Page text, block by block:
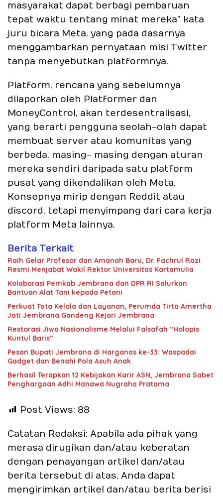
masyarakat dapat berbagi pembaruan
tepat waktu tentang minat mereka” kata
juru bicara Meta, yang pada dasarnya
menggambarkan pernyataan misi Twitter
tanpa menyebutkan platformnya.
Platform, rencana yang sebelumnya
dilaporkan oleh Platformer dan
MoneyControl, akan terdesentralisasi,
yang berarti pengguna seolah-olah dapat
membuat server atau komunitas yang
berbeda, masing- masing dengan aturan
mereka sendiri daripada satu platform
pusat yang dikendalikan oleh Meta.
Konsepnya mirip dengan Reddit atau
discord, tetapi menyimpang dari cara kerja
platform Meta lainnya.
Berita Terkait
Raih Gelar Profesor dan Amanah Baru, Dr. Fachrul Razi
Resmi Menjabat Wakil Rektor Universitas Kartamulia
Kolaborasi Pemkab Jembrana dan DPR RI Salurkan
Bantuan Alat Tani kepada Petani
Perkuat Tata Kelola dan Layanan, Perumda Tirta Amertha
Jati Jembrana Gandeng Kejari Jembrana
Restorasi Jiwa Nasionalisme Melalui Falsafah “Holopis
Kuntul Baris”
Pesan Bupati Jembrana di Harganas ke-33: Waspadai
Gadget dan Benahi Pola Asuh Anak
Berhasil Terapkan 12 Kebijakan Karir ASN, Jembrana Sabet
Penghargaan Adhi Manawa Nugraha Pratama
Post Views: 88
Catatan Redaksi: Apabila ada pihak yang
merasa dirugikan dan/atau keberatan
dengan penayangan artikel dan/atau
berita tersebut di atas, Anda dapat
mengirimkan artikel dan/atau berita berisi